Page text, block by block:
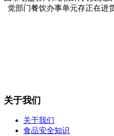
觉部门餐饮办事单元存正在进
关于我们
关于我们
食品安全知识